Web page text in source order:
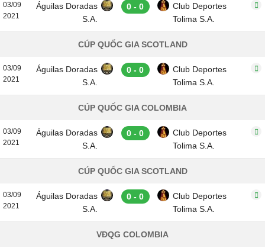
03/09
2021
Águilas Doradas
S.A.
0 - 0
Club Deportes
Tolima S.A.
CÚP QUỐC GIA SCOTLAND
03/09
2021
Águilas Doradas
S.A.
0 - 0
Club Deportes
Tolima S.A.
CÚP QUỐC GIA COLOMBIA
03/09
2021
Águilas Doradas
S.A.
0 - 0
Club Deportes
Tolima S.A.
CÚP QUỐC GIA SCOTLAND
03/09
2021
Águilas Doradas
S.A.
0 - 0
Club Deportes
Tolima S.A.
VĐQG COLOMBIA